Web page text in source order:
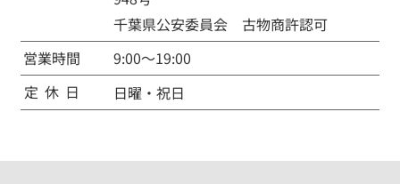
千葉県公安委員会 古物商許認可
​営業時間
9:00～19:00
​定 休 日 日曜・祝日